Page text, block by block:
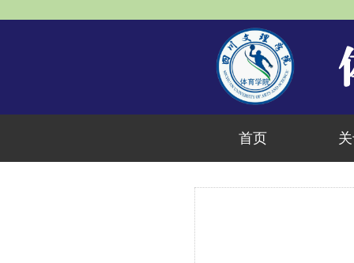
首页